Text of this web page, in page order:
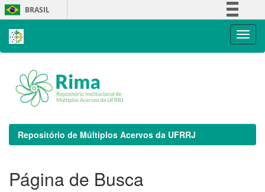
Skip
navigation
BRASIL
Repositório de Múltiplos Acervos da UFRRJ
Página de Busca